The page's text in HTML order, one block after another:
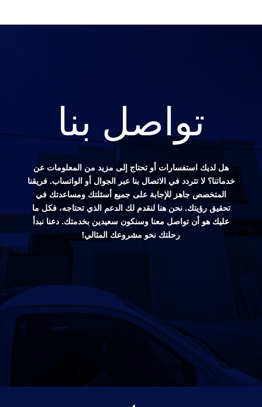
تواصل بنا
هل لديك استفسارات أو تحتاج إلى مزيد من المعلومات عن
خدماتنا؟ لا تتردد في الاتصال بنا عبر الجوال أو الواتساب. فريقنا
المتخصص جاهز للإجابة على جميع أسئلتك ومساعدتك في
تحقيق رؤيتك. نحن هنا لنقدم لك الدعم الذي تحتاجه، فكل ما
عليك هو أن تواصل معنا وسنكون سعيدين بخدمتك. دعنا نبدأ
رحلتك نحو مشروعك المثالي!